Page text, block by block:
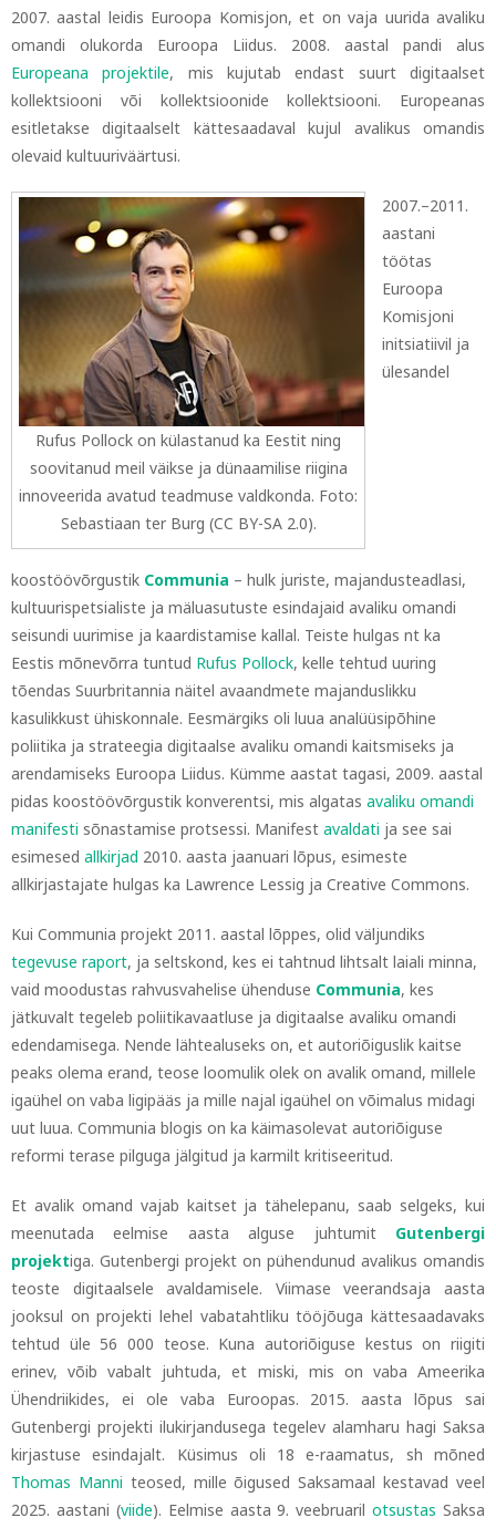
2007. aastal leidis Euroopa Komisjon, et on vaja uurida avaliku
omandi olukorda Euroopa Liidus. 2008. aastal pandi alus
Europeana projektile, mis kujutab endast suurt digitaalset
kollektsiooni või kollektsioonide kollektsiooni. Europeanas
esitletakse digitaalselt kättesaadaval kujul avalikus omandis
olevaid kultuuriväärtusi.
Rufus Pollock on külastanud ka Eestit ning
soovitanud meil väikse ja dünaamilise riigina
innoveerida avatud teadmuse valdkonda. Foto:
Sebastiaan ter Burg (CC BY-SA 2.0).
2007.–2011.
aastani
töötas
Euroopa
Komisjoni
initsiatiivil ja
ülesandel
koostöövõrgustik Communia – hulk juriste, majandusteadlasi,
kultuurispetsialiste ja mäluasutuste esindajaid avaliku omandi
seisundi uurimise ja kaardistamise kallal. Teiste hulgas nt ka
Eestis mõnevõrra tuntud Rufus Pollock, kelle tehtud uuring
tõendas Suurbritannia näitel avaandmete majanduslikku
kasulikkust ühiskonnale. Eesmärgiks oli luua analüüsipõhine
poliitika ja strateegia digitaalse avaliku omandi kaitsmiseks ja
arendamiseks Euroopa Liidus. Kümme aastat tagasi, 2009. aastal
pidas koostöövõrgustik konverentsi, mis algatas avaliku omandi
manifesti sõnastamise protsessi. Manifest avaldati ja see sai
esimesed allkirjad 2010. aasta jaanuari lõpus, esimeste
allkirjastajate hulgas ka Lawrence Lessig ja Creative Commons.
Kui Communia projekt 2011. aastal lõppes, olid väljundiks
tegevuse raport, ja seltskond, kes ei tahtnud lihtsalt laiali minna,
vaid moodustas rahvusvahelise ühenduse Communia, kes
jätkuvalt tegeleb poliitikavaatluse ja digitaalse avaliku omandi
edendamisega. Nende lähtealuseks on, et autoriõiguslik kaitse
peaks olema erand, teose loomulik olek on avalik omand, millele
igaühel on vaba ligipääs ja mille najal igaühel on võimalus midagi
uut luua. Communia blogis on ka käimasolevat autoriõiguse
reformi terase pilguga jälgitud ja karmilt kritiseeritud.
Et avalik omand vajab kaitset ja tähelepanu, saab selgeks, kui
meenutada eelmise aasta alguse juhtumit Gutenbergi
projektiga. Gutenbergi projekt on pühendunud avalikus omandis
teoste digitaalsele avaldamisele. Viimase veerandsaja aasta
jooksul on projekti lehel vabatahtliku tööjõuga kättesaadavaks
tehtud üle 56 000 teose. Kuna autoriõiguse kestus on riigiti
erinev, võib vabalt juhtuda, et miski, mis on vaba Ameerika
Ühendriikides, ei ole vaba Euroopas. 2015. aasta lõpus sai
Gutenbergi projekti ilukirjandusega tegelev alamharu hagi Saksa
kirjastuse esindajalt. Küsimus oli 18 e-raamatus, sh mõned
Thomas Manni teosed, mille õigused Saksamaal kestavad veel
2025. aastani (viide). Eelmise aasta 9. veebruarilotsustas Saksa